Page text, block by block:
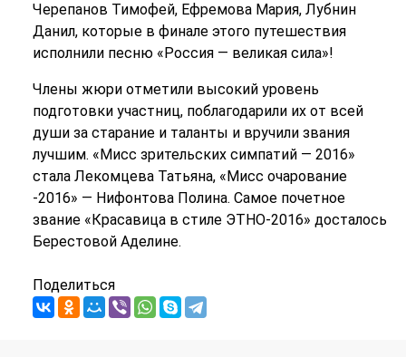
Черепанов Тимофей, Ефремова Мария, Лубнин
Данил, которые в финале этого путешествия
исполнили песню «Россия — великая сила»!
Члены жюри отметили высокий уровень
подготовки участниц, поблагодарили их от всей
души за старание и таланты и вручили звания
лучшим. «Мисс зрительских симпатий — 2016»
стала Лекомцева Татьяна, «Мисс очарование
-2016» — Нифонтова Полина. Самое почетное
звание «Красавица в стиле ЭТНО-2016» досталось
Берестовой Аделине.
Поделиться